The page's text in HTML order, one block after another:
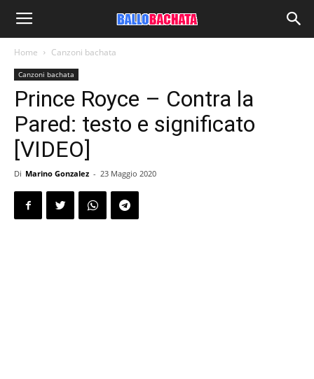
Home Canzoni bachata
Canzoni bachata
Prince Royce – Contra la
Pared: testo e significato
[VIDEO]
Di Marino Gonzalez - 23 Maggio 2020